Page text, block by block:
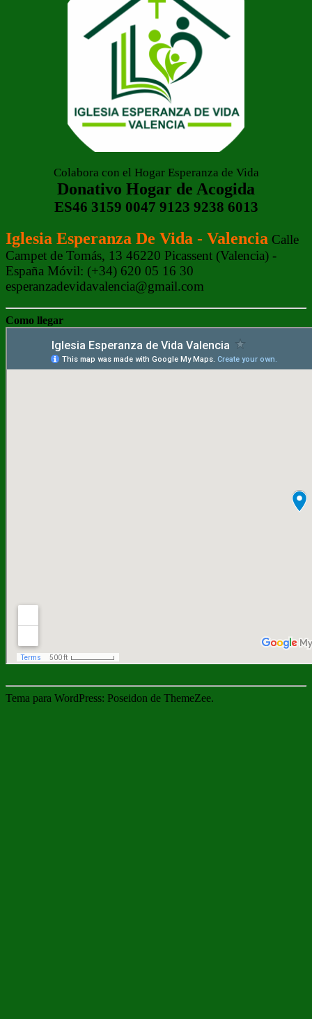
Colabora con el Hogar Esperanza de Vida
Donativo Hogar de Acogida
ES46 3159 0047 9123 9238 6013
Iglesia Esperanza De Vida - Valencia Calle
Campet de Tomás, 13 46220 Picassent (Valencia) -
España Móvil: (+34) 620 05 16 30
esperanzadevidavalencia@gmail.com
Como llegar
Tema para WordPress: Poseidon de ThemeZee.